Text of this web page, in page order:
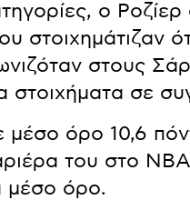
ο
στοιχημάτιζαν
στους
σε
μέσο όρο 10,6
του στο ΝΒΑ
μέσο όρο.